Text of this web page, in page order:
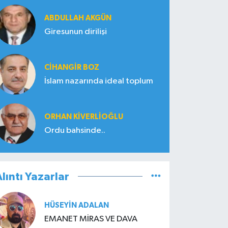
ABDULLAH AKGÜN
Giresunun dirilişi
CIHANGIR BOZ
İslam nazarında ideal toplum
ORHAN KIVERLIOĞLU
Ordu bahsinde..
Yazarlar
HÜSEYIN ADALAN
EMANET MİRAS VE DAVA